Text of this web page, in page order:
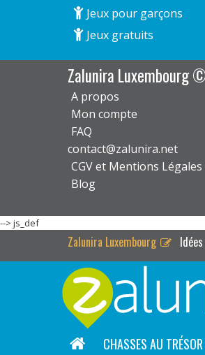
Jeux pour garçons
Jeux gratuits
Zalunira Luxembourg
A propos
Mon compte
FAQ
contact@zalunira.net
CGV et Mentions Légales
Blog
--> js_def
Zalunira Luxembourg
CHASSES AU TRÉSOR